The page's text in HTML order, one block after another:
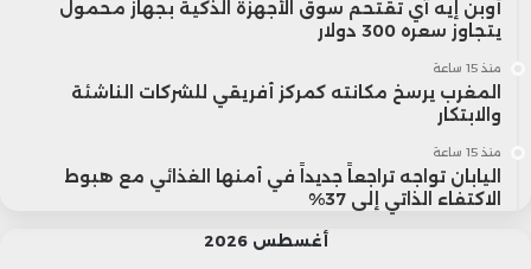
أوبن إيه آي تقتحم سوق الأجهزة الذكية بجهاز محمول
يتجاوز سعره 300 دولار
منذ 15 ساعة
المغرب يرسخ مكانته كمركز أفريقي للشركات الناشئة
والابتكار
منذ 15 ساعة
اليابان تواجه تراجعاً جديداً في أمنها الغذائي مع هبوط
الاكتفاء الذاتي إلى 37%
أغسطس 2026